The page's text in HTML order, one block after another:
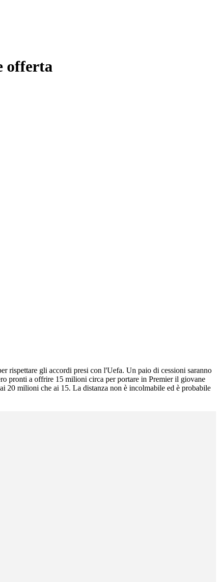
offerta
rispettare gli accordi presi con l'Uefa. Un paio di cessioni saranno
pronti a offrire 15 milioni circa per portare in Premier il giovane
20 milioni che ai 15. La distanza non è incolmabile ed è probabile